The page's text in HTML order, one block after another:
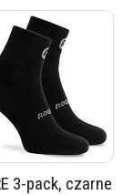
3-pack, czarne